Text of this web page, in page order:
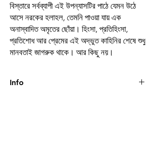
বিস্তারে সর্বব্যাপী এই উপন্যাসটির পাঠে যেমন উঠে
আসে নরকের হলাহল, তেমনি পাওয়া যায় এক
অনাস্বাদিত অমৃতের ছোঁয়া। হিংসা, প্রতিহিংসা,
প্রতিশোধ আর প্রেমের এই অদ্ভুত কাহিনির শেষে শুধু
মানবতাই জাগরুক থাকে। আর কিছু নয়।
Info